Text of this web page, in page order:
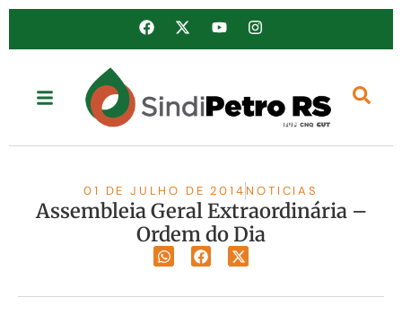
01 DE JULHO DE 2014 NOTICIAS
Assembleia Geral Extraordinária –
Ordem do Dia